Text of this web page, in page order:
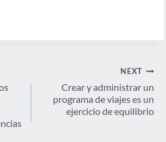
NEXT
Crear y administrar un
programa de viajes es un
ejercicio de equilibrio